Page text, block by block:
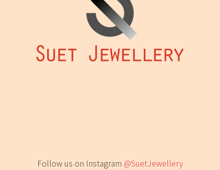
Follow us on Instagram @SuetJewellery